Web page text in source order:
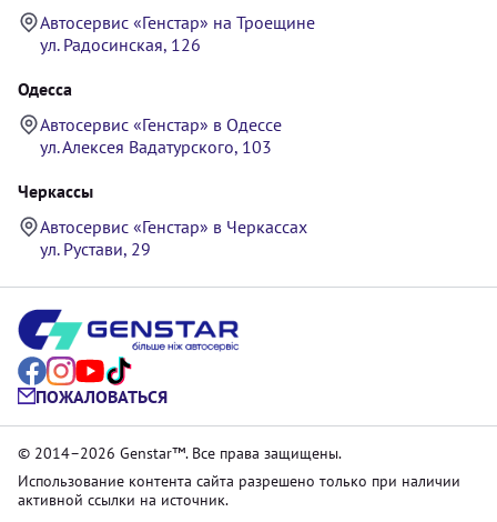
Автосервис «Генстар» на Троещине
ул. Радосинская, 126
Одесса
Автосервис «Генстар» в Одессе
ул. Алексея Вадатурского, 103
Черкассы
Автосервис «Генстар» в Черкассах
ул. Рустави, 29
ПОЖАЛОВАТЬСЯ
© 2014–2026 Genstar™. Все права защищены.
Использование контента сайта разрешено только при наличии
активной ссылки на источник.